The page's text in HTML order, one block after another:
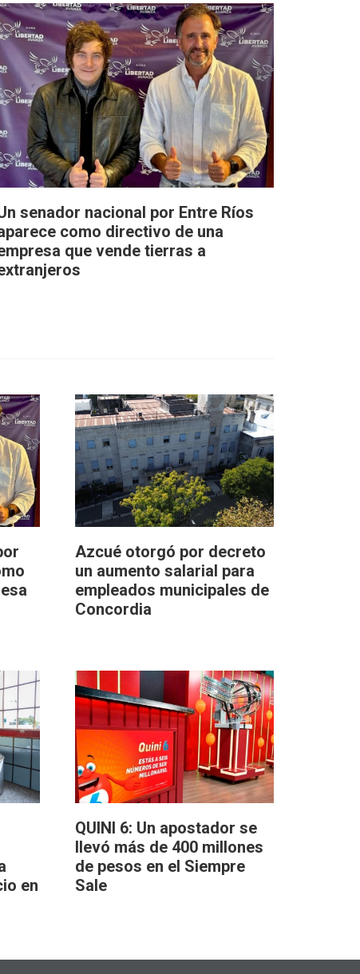
senador nacional por Entre Ríos
como directivo de una
que vende tierras a
Azcué otorgó por decreto
un aumento salarial para
empleados municipales de
Concordia
en
QUINI 6: Un apostador se
llevó más de 400 millones
de pesos en el Siempre
Sale